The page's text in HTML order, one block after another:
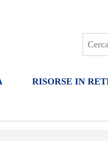
RISORSE IN